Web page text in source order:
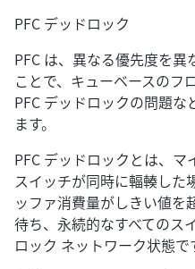
PFC デッドロック
PFC は、異なる優先度を
ことで、キューベースのフ
PFC デッドロックの問題
ます。
PFC デッドロックとは、
スイッチが同時に輻輳した
ッファ消費量がしきい値を
待ち、永続的なすべてのス
ロック ネットワーク状態で